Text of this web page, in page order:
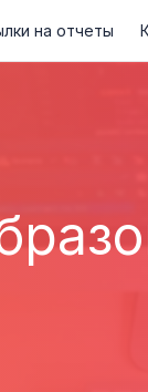
на отчеты